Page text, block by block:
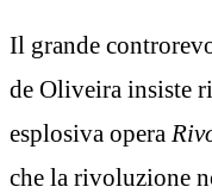
Il grande
de Oliveira insiste
esplosiva opera
che la rivoluzione